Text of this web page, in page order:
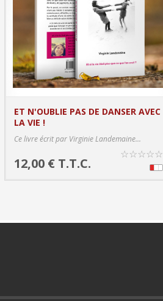
ET N'OUBLIE PAS DE DANSER AVEC
LA VIE !
Ce livre écrit par Virginie Landemaine...
12,00 € T.T.C.
☆☆☆☆☆